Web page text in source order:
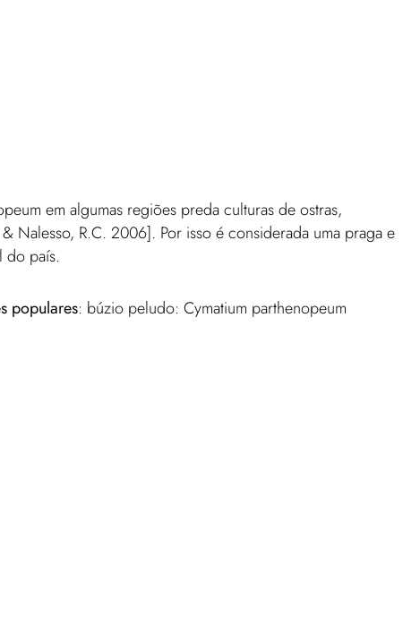
em algumas regiões preda culturas de ostras,
Nalesso, R.C. 2006]. Por isso é considerada uma praga e
do país.
populares: búzio peludo: Cymatium parthenopeum